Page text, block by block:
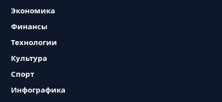
Экономика
Финансы
Технологии
Культура
Спорт
Инфографика